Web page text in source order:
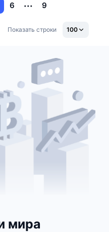
6 9
Показать строки 100
мира